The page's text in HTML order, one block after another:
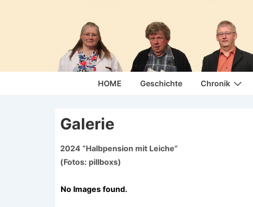
Hauptnavigation
HOME Geschichte Chronik
Galerie
2024 “Halbpension mit Leiche”
(Fotos: pillboxs)
No Images found.